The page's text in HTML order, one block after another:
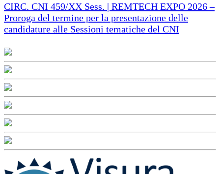
CIRC. CNI 459/XX Sess. | REMTECH EXPO 2026 –
Proroga del termine per la presentazione delle
candidature alle Sessioni tematiche del CNI